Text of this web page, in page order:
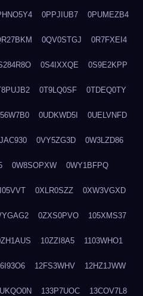
0PPJIUB7 0PUMEZB4
0QV0STGJ 0R7FXEI4
0S4IXXQE 0S9E2KPP
0T9LQ0SF 0TDEQ0TY
0UDKWD5I 0UELVNFD
0VY5ZG3D 0W3LZD86
0W8SOPXW 0WY1BFPQ
0XLR0SZZ 0XW3VGXD
0ZXS0PVO 105XMS37
10ZZI8A5 1103WHO1
12FS3WHV 12HZ1JWW
133P7UOC 13COV7L8